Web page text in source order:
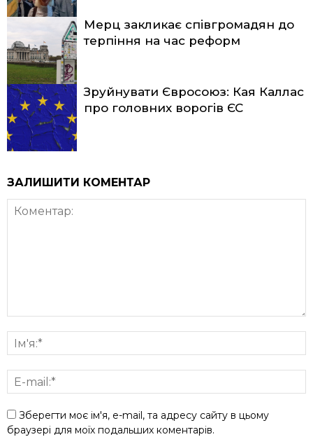
Мерц закликає співгромадян до
терпіння на час реформ
Зруйнувати Євросоюз: Кая Каллас
про головних ворогів ЄС
ЗАЛИШИТИ КОМЕНТАР
Зберегти моє ім'я, e-mail, та адресу сайту в цьому
браузері для моїх подальших коментарів.